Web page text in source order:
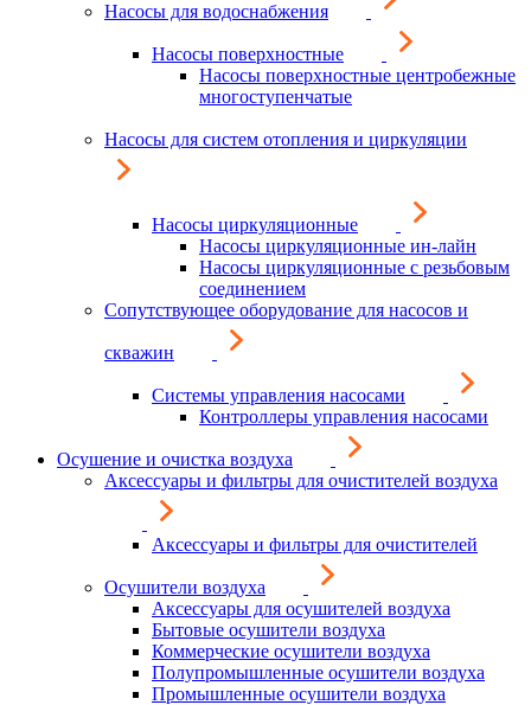
Насосы для водоснабжения
Насосы поверхностные
Насосы поверхностные центробежные
многоступенчатые
Насосы для систем отопления и циркуляции
Насосы циркуляционные
Насосы циркуляционные ин-лайн
Насосы циркуляционные с резьбовым
соединением
Сопутствующее оборудование для насосов и
скважин
Системы управления насосами
Контроллеры управления насосами
Осушение и очистка воздуха
Аксессуары и фильтры для очистителей воздуха
Аксессуары и фильтры для очистителей
Осушители воздуха
Аксессуары для осушителей воздуха
Бытовые осушители воздуха
Коммерческие осушители воздуха
Полупромышленные осушители воздуха
Промышленные осушители воздуха